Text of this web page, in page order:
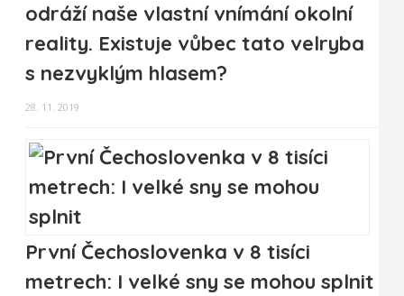
odráží naše vlastní vnímání okolní
reality. Existuje vůbec tato velryba
s nezvyklým hlasem?
28. 11. 2019
První Čechoslovenka v 8 tisíci
metrech: I velké sny se mohou splnit